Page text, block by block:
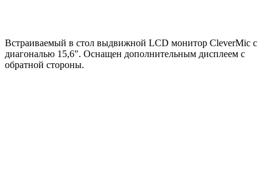
Встраиваемый в стол выдвижной LCD монитор CleverMic с
диагональю 15,6". Оснащен дополнительным дисплеем с
обратной стороны.